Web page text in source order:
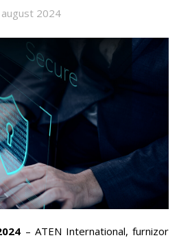
2024
– ATEN International, furnizor